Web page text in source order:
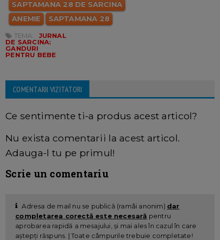
SAPTAMANA 28 DE SARCINA
ANEMIE
SAPTAMANA 28
TEMA:
JURNAL
DE SARCINA:
GANDURI
PENTRU BEBE
COMENTARII VIZITATORI
Ce sentimente ti-a produs acest articol?
Nu exista comentarii la acest articol.
Adauga-l tu pe primul!
Scrie un comentariu
Adresa de mail nu se publică (ramâi anonim) dar
completarea corectă este necesară pentru
aprobarea rapidă a mesajului, și mai ales în cazul în care
aștepți răspuns. | Toate câmpurile trebuie completate!